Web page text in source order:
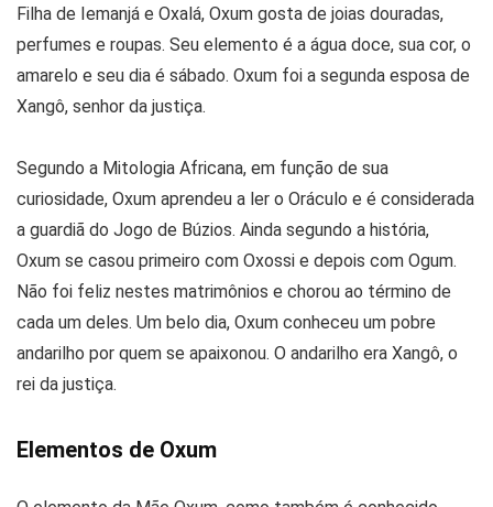
Filha de Iemanjá e Oxalá, Oxum gosta de joias douradas,
perfumes e roupas. Seu elemento é a água doce, sua cor, o
amarelo e seu dia é sábado. Oxum foi a segunda esposa de
Xangô, senhor da justiça.
Segundo a Mitologia Africana, em função de sua
curiosidade, Oxum aprendeu a ler o Oráculo e é considerada
a guardiã do Jogo de Búzios. Ainda segundo a história,
Oxum se casou primeiro com Oxossi e depois com Ogum.
Não foi feliz nestes matrimônios e chorou ao término de
cada um deles. Um belo dia, Oxum conheceu um pobre
andarilho por quem se apaixonou. O andarilho era Xangô, o
rei da justiça.
Elementos de Oxum